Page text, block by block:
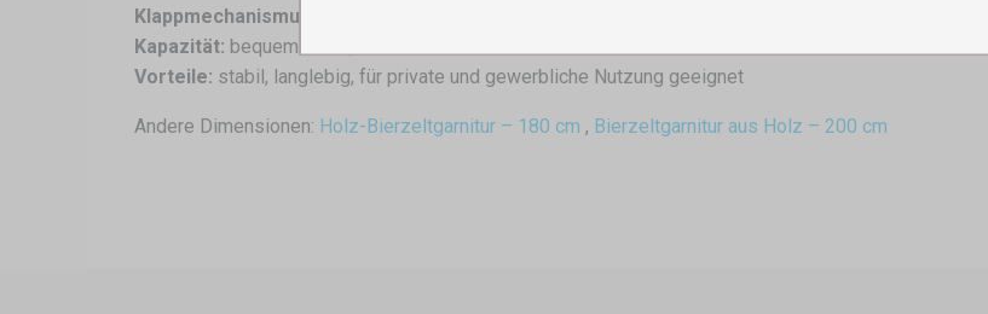
Klappmechanismus:
Kapazität: bequeme Sitzplätze für 12 Personen
Vorteile: stabil, langlebig, für private und gewerbliche Nutzung geeignet
Andere Dimensionen: Holz-Bierzeltgarnitur – 180 cm , Bierzeltgarnitur aus Holz – 200 cm